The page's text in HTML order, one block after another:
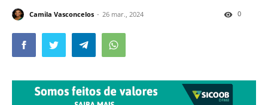
Camila Vasconcelos 26 mar., 2024 0